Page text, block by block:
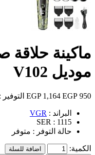
موديل V102
950 EGP
1,164 EGP التوفير :
البراند : VGR
SER : 1115
حالة التوفر : متوفر
الكمية:
اضافة للسلة